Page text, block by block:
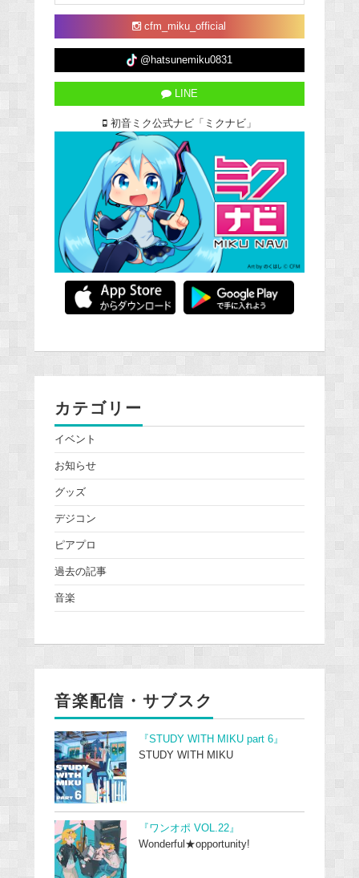
cfm_miku_official
@hatsunemiku0831
LINE
初音ミク公式ナビ「ミクナビ」
カテゴリー
イベント
お知らせ
グッズ
デジコン
ピアプロ
過去の記事
音楽
音楽配信・サブスク
『STUDY WITH MIKU part 6』
STUDY WITH MIKU
『ワンオポ VOL.22』
Wonderful★opportunity!